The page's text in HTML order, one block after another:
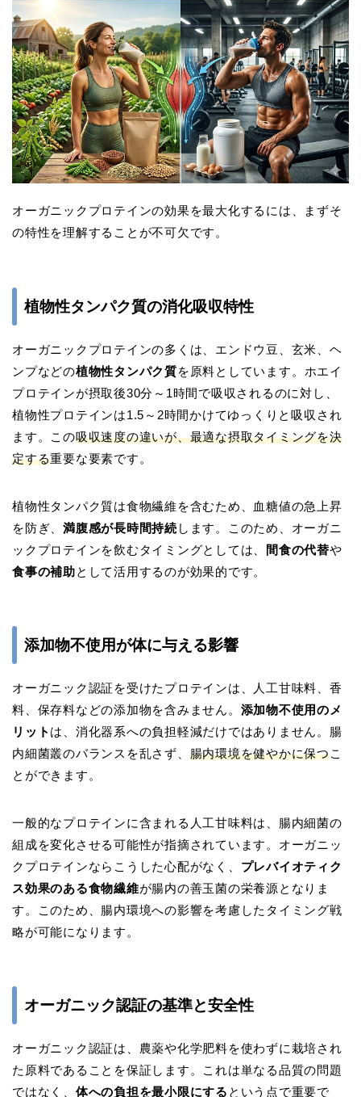
オーガニックプロテインの効果を最大化するには、まずそ
の特性を理解することが不可欠です。
植物性タンパク質の消化吸収特性
オーガニックプロテインの多くは、エンドウ豆、玄米、ヘ
ンプなどの植物性タンパク質を原料としています。ホエイ
プロテインが摂取後30分～1時間で吸収されるのに対し、
植物性プロテインは1.5～2時間かけてゆっくりと吸収され
ます。この吸収速度の違いが、最適な摂取タイミングを決
定する重要な要素です。
植物性タンパク質は食物繊維を含むため、血糖値の急上昇
を防ぎ、満腹感が長時間持続 します。このため、オーガニ
ックプロテインを飲むタイミングとしては、
間食の代替や
食事の補助として活用するのが効果的です。
添加物不使用が体に与える影響
オーガニック認証を受けたプロテインは、人工甘味料、香
料、保存料などの添加物を含みません。 添加物不使用のメ
リット は、消化器系への負担軽減だけではありません。腸
内細菌叢のバランスを乱さず、 腸内環境を健やかに保つこ
とができます。
一般的なプロテインに含まれる人工甘味料は、腸内細菌の
組成を変化させる可能性が指摘されています。オーガニッ
クプロテインならこうした心配がなく、 プレバイオティク
ス効果のある食物繊維が腸内の善玉菌の栄養源となりま
す。このため、腸内環境への影響を考慮したタイミング戦
略が可能になります。
オーガニック認証の基準と安全性
オーガニック認証は、農薬や化学肥料を使わずに栽培され
た原料であることを保証します。これは単なる品質の問題
ではなく、 体への負担を最小限にする という点で重要で